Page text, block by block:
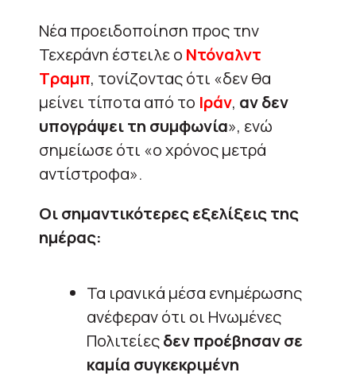
Νέα προειδοποίηση προς την
Τεχεράνη έστειλε ο Ντόναλντ
Τραμπ, τονίζοντας ότι «δεν θα
μείνει τίποτα από το Ιράν, αν δεν
υπογράψει τη συμφωνία», ενώ
σημείωσε ότι «ο χρόνος μετρά
αντίστροφα».
Οι σημαντικότερες εξελίξεις της
ημέρας:
Τα ιρανικά μέσα ενημέρωσης
ανέφεραν ότι οι Ηνωμένες
Πολιτείεςδεν προέβησαν σε
καμία συγκεκριμένη